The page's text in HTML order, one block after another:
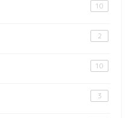
10
2
10
3